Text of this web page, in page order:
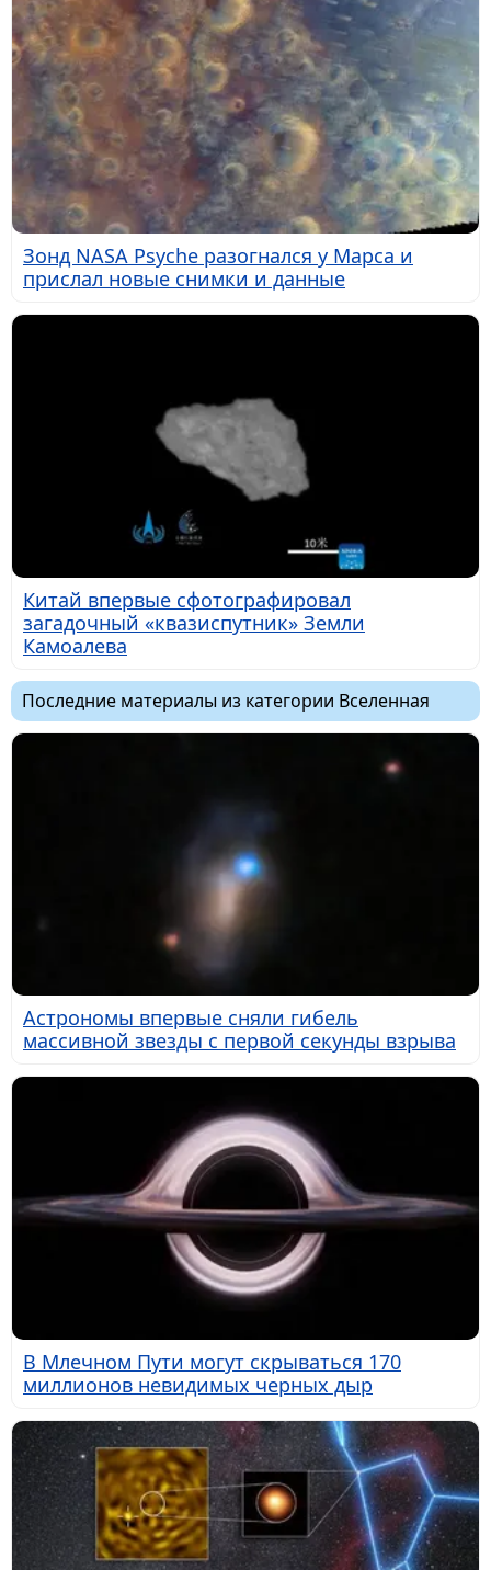
Зонд NASA Psyche разогнался у Марса и
прислал новые снимки и данные
Китай впервые сфотографировал
загадочный «квазиспутник» Земли
Камоалева
Последние материалы из категории Вселенная
Астрономы впервые сняли гибель
массивной звезды с первой секунды взрыва
В Млечном Пути могут скрываться 170
миллионов невидимых черных дыр